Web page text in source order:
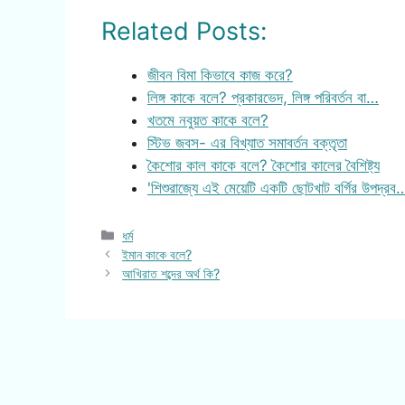
Related Posts:
জীবন বিমা কিভাবে কাজ করে?
লিঙ্গ কাকে বলে? প্রকারভেদ, লিঙ্গ পরিবর্তন বা…
খতমে নবুয়ত কাকে বলে?
স্টিভ জবস- এর বিখ্যাত সমাবর্তন বক্তৃতা
কৈশোর কাল কাকে বলে? কৈশোর কালের বৈশিষ্ট্য
'শিশুরাজ্যে এই মেয়েটি একটি ছোটখাট বর্গির
Categories
ধর্ম
ইমান কাকে বলে?
আখিরাত শব্দের অর্থ কি?